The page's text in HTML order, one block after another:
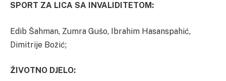
SPORT ZA LICA SA INVALIDITETOM:
Edib Šahman, Zumra Gušo, Ibrahim Hasanspahić,
Dimitrije Božić;
ŽIVOTNO DJELO: